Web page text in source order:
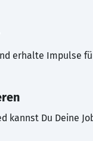
erhalte Impulse
kannst Du Deine